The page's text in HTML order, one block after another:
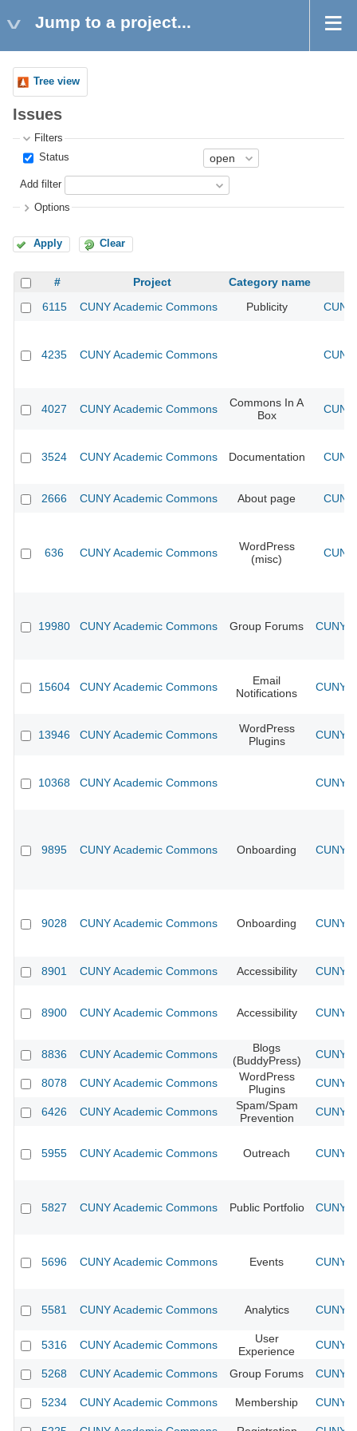
Jump to a project...
Tree view
Issues
Filters
Status
Add filter
Options
Apply Clear
# Project
Category name
6115
CUNY Academic Commons Publicity
4235 CUNY Academic Commons
4027 CUNY Academic Commons
Commons In A
Box
3524 CUNY Academic Commons Documentation
2666 CUNY Academic Commons About page
636 CUNY Academic Commons
WordPress
(misc)
19980 CUNY Academic Commons Group Forums CUNY
15604 CUNY Academic Commons
Email
Notifications
CUNY
13946 CUNY Academic Commons
WordPress
Plugins
CUNY
10368 CUNY Academic Commons CUNY
9895 CUNY Academic Commons Onboarding CUNY
9028 CUNY Academic Commons Onboarding CUNY
8901 CUNY Academic Commons Accessibility CUNY
8900 CUNY Academic Commons Accessibility CUNY
8836 CUNY Academic Commons
Blogs
(BuddyPress)
CUNY
8078 CUNY Academic Commons
WordPress
Plugins
CUNY
6426 CUNY Academic Commons
Spam/Spam
Prevention
CUNY
5955 CUNY Academic Commons Outreach CUNY
5827 CUNY Academic Commons Public Portfolio CUNY
5696 CUNY Academic Commons Events CUNY
5581 CUNY Academic Commons Analytics CUNY
5316 CUNY Academic Commons
User
Experience
CUNY
5268 CUNY Academic Commons Group Forums CUNY
5234 CUNY Academic Commons Membership CUNY